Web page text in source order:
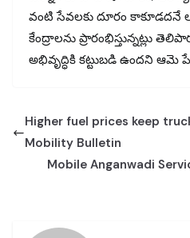
వంటి సేవలకు దూరం కాకూడదనే
కేంద్రాలను ప్రారంభిస్తున్నట్లు
అభివృద్ధికి కట్టుబడి ఉందని ఆమె
Higher fuel prices keep
Mobility Bulletin
Mobile Anganwadi